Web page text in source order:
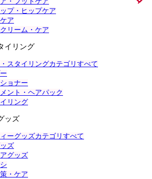
プ・ヒップケア
ア
リーム・ケア
イリング
スタイリングカテゴリすべて
ョナー
メント・ヘアパック
リング
ッズ
ーグッズカテゴリすべて
ズ
グッズ
・ケア